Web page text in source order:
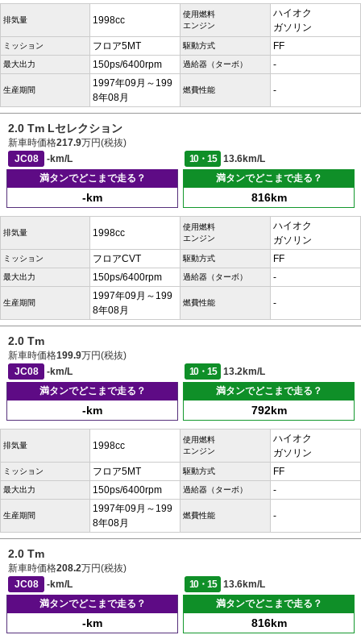
排気量 1998cc
使用燃料
エンジン
ハイオク
ガソリン
ミッション フロア5MT 駆動方式 FF
最大出力 150ps/6400rpm 過給器（ターボ） -
生産期間
1997年09月～199
8年08月
燃費性能 -
2.0 Tm Lセレクション
新車時価格217.9万円(税抜)
JC08
-km/L 10・15
13.6km/L
満タンでどこまで走る？
-km
満タンでどこまで走る？
816km
排気量 1998cc
使用燃料
エンジン
ハイオク
ガソリン
ミッション フロアCVT 駆動方式 FF
最大出力 150ps/6400rpm 過給器（ターボ） -
生産期間
1997年09月～199
8年08月
燃費性能 -
2.0 Tm
新車時価格199.9万円(税抜)
JC08
-km/L 10・15
13.2km/L
満タンでどこまで走る？
-km
満タンでどこまで走る？
792km
排気量 1998cc
使用燃料
エンジン
ハイオク
ガソリン
ミッション フロア5MT 駆動方式 FF
最大出力 150ps/6400rpm 過給器（ターボ） -
生産期間
1997年09月～199
8年08月
燃費性能 -
2.0 Tm
新車時価格208.2万円(税抜)
JC08
-km/L 10・15
13.6km/L
満タンでどこまで走る？
-km
満タンでどこまで走る？
816km